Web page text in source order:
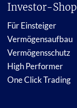
Investor-Shop
Für Einsteiger
Vermögensaufbau
Vermögensschutz
High Performer
One Click Trading